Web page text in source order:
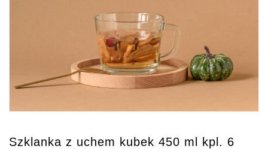
Szklanka z uchem kubek 450 ml kpl. 6